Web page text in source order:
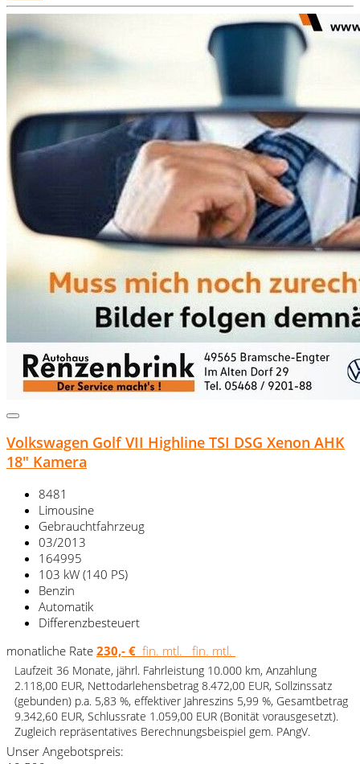
Volkswagen Golf VII Highline TSI DSG Xenon AHK
18" Kamera
8481
Limousine
Gebrauchtfahrzeug
03/2013
164995
103 kW (140 PS)
Benzin
Automatik
Differenzbesteuert
monatliche Rate 230,- € fin. mtl. fin. mtl.
Laufzeit 36 Monate, jährl. Fahrleistung 10.000 km, Anzahlung
2.118,00 EUR, Nettodarlehensbetrag 8.472,00 EUR, Sollzinssatz
(gebunden) p.a. 5,83 %, effektiver Jahreszins 5,99 %, Gesamtbetrag
9.342,60 EUR, Schlussrate 1.059,00 EUR (Bonität vorausgesetzt).
Zugleich repräsentatives Berechnungsbeispiel gem. PAngV.
Unser Angebotspreis: